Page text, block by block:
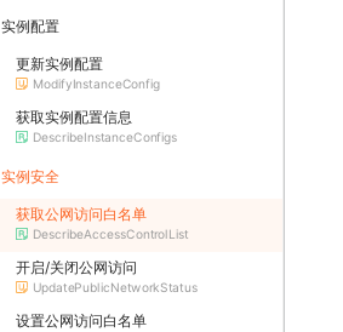
实例配置
更新实例配置
ModifyInstanceConfig
获取实例配置信息
DescribeInstanceConfigs
实例安全
获取公网访问白名单
DescribeAccessControlList
开启/关闭公网访问
UpdatePublicNetworkStatus
设置公网访问白名单